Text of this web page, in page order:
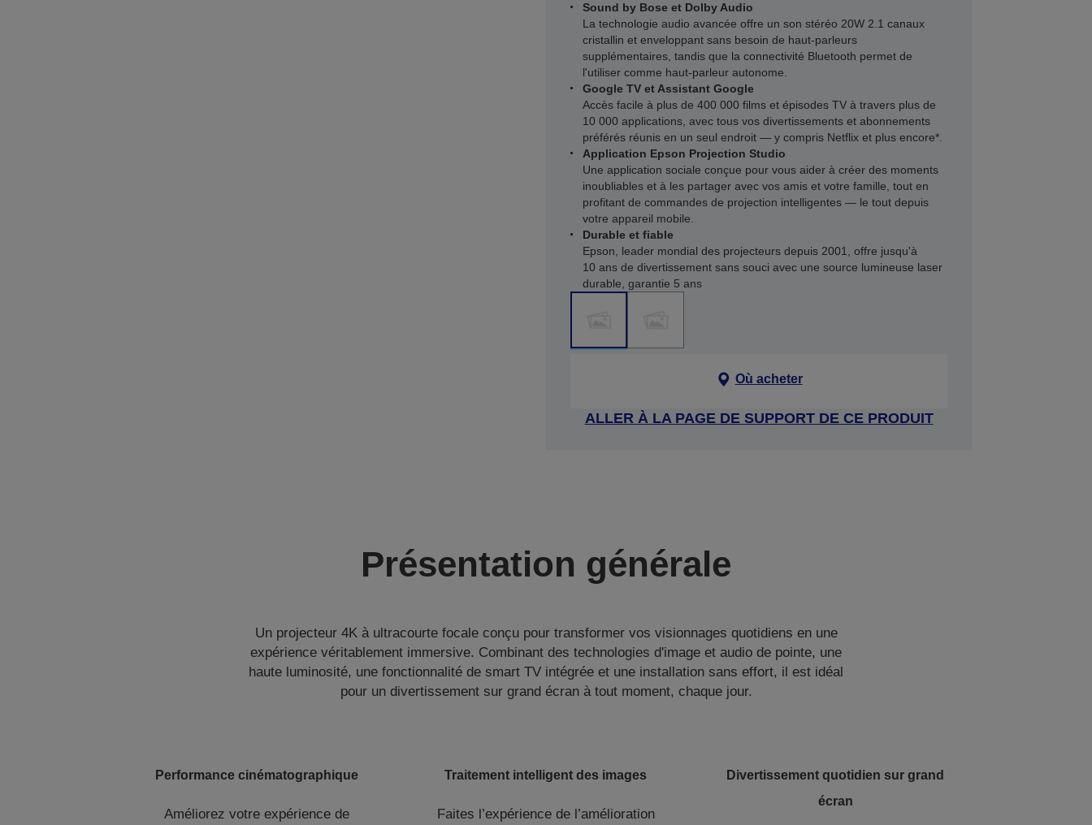
Sound by Bose et Dolby Audio
La technologie audio avancée offre un son stéréo 20W 2.1 canaux
cristallin et enveloppant sans besoin de haut-parleurs
supplémentaires, tandis que la connectivité Bluetooth permet de
l'utiliser comme haut-parleur autonome.
Google TV et Assistant Google
Accès facile à plus de 400 000 films et épisodes TV à travers plus de
10 000 applications, avec tous vos divertissements et abonnements
préférés réunis en un seul endroit — y compris Netflix et plus encore*.
Application Epson Projection Studio
Une application sociale conçue pour vous aider à créer des moments
inoubliables et à les partager avec vos amis et votre famille, tout en
profitant de commandes de projection intelligentes — le tout depuis
votre appareil mobile.
Durable et fiable
Epson, leader mondial des projecteurs depuis 2001, offre jusqu'à
10 ans de divertissement sans souci avec une source lumineuse laser
durable, garantie 5 ans
Où acheter
ALLER À LA PAGE DE SUPPORT DE CE PRODUIT
Présentation générale
Un projecteur 4K à ultracourte focale conçu pour transformer vos visionnages quotidiens en une
expérience véritablement immersive. Combinant des technologies d'image et audio de pointe, une
haute luminosité, une fonctionnalité de smart TV intégrée et une installation sans effort, il est idéal
pour un divertissement sur grand écran à tout moment, chaque jour.
Performance cinématographique
Améliorez votre expérience de
Traitement intelligent des images
Faites l’expérience de l’amélioration
Divertissement quotidien sur grand
écran